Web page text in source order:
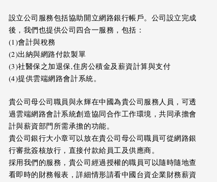
設立公司服務包括協助開立網路銀行帳戶。公司設立完成
後，我們也提供公司四合一服務，包括：
(1)會計與稅務
(2)出納與網路付款製單
(3)社醫保之加退保,住房公積金及薪資計算與支付
(4)提供雲端網路會計系統。
貴公司母公司職員與永輝在中國為貴公司服務人員，可透
過雲端網路會計系統創造協同合作工作環境，共同承擔會
計與薪資部門所需承擔的功能。
貴公司銀行大小章可以放在貴公司母公司職員可從網路銀
行審批簽核放行，直接付款給員工及供應商。
採用我們的服務，貴公司經過授權的職員可以隨時隨地查
看即時的財務報表，詳細情形請看中國台資企業財務薪資